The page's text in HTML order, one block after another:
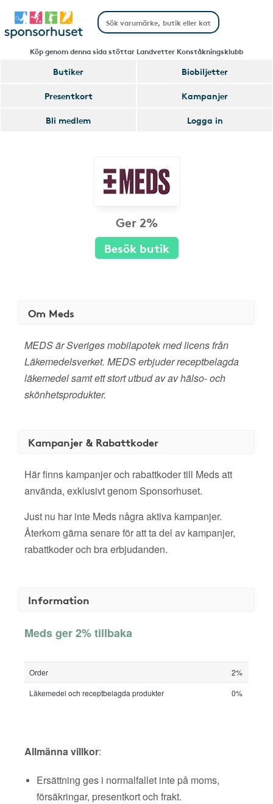
Köp genom denna sida stöttar Landvetter Konståkningsklubb
Butiker
Biobiljetter
Presentkort
Kampanjer
Bli medlem
Logga in
Ger 2%
Besök butik
Om Meds
MEDS är Sveriges mobilapotek med licens från
Läkemedelsverket. MEDS erbjuder receptbelagda
läkemedel samt ett stort utbud av av hälso- och
skönhetsprodukter.
Kampanjer & Rabattkoder
Här finns kampanjer och rabattkoder till Meds att
använda, exklusivt genom Sponsorhuset.
Just nu har inte Meds några aktiva kampanjer.
Återkom gärna senare för att ta del av kampanjer,
rabattkoder och bra erbjudanden.
Information
Meds ger 2% tillbaka
Order
2%
Läkemedel och receptbelagda produkter
0%
Allmänna villkor:
Ersättning ges i normalfallet inte på moms,
försäkringar, presentkort och frakt.